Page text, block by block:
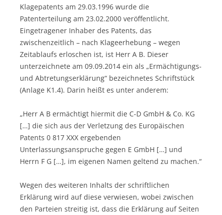
Klagepatents am 29.03.1996 wurde die
Patenterteilung am 23.02.2000 veröffentlicht.
Eingetragener Inhaber des Patents, das
zwischenzeitlich – nach Klageerhebung – wegen
Zeitablaufs erloschen ist, ist Herr A B. Dieser
unterzeichnete am 09.09.2014 ein als „Ermächtigungs-
und Abtretungserklärung“ bezeichnetes Schriftstück
(Anlage K1.4). Darin heißt es unter anderem:
„Herr A B ermächtigt hiermit die C-D GmbH & Co. KG
[…] die sich aus der Verletzung des Europäischen
Patents 0 817 XXX ergebenden
Unterlassungsanspruche gegen E GmbH […] und
Herrn F G […], im eigenen Namen geltend zu machen.“
Wegen des weiteren Inhalts der schriftlichen
Erklärung wird auf diese verwiesen, wobei zwischen
den Parteien streitig ist, dass die Erklärung auf Seiten